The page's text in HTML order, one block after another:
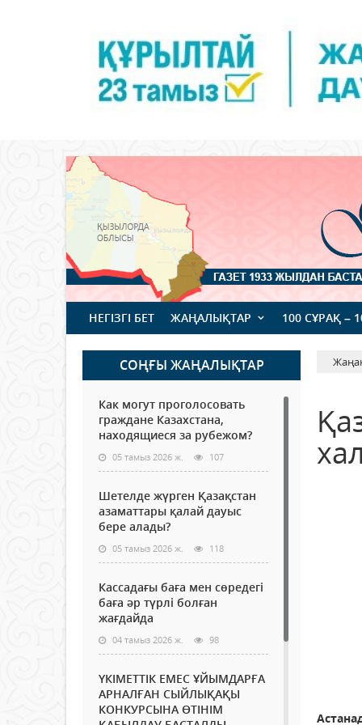
НЕГІЗГІ БЕТ ЖАҢАЛЫҚТАР 100 СҰРАҚ –
СОҢҒЫ ЖАҢАЛЫҚТАР
Как могут проголосовать
граждане Казахстана,
находящиеся за рубежом?
05 тамыз 2026 ж. 107
Шетелде жүрген Қазақстан
азаматтары қалай дауыс
бере алады?
05 тамыз 2026 ж. 118
Кассадағы баға мен сөредегі
баға әр түрлі болған
жағдайда
04 тамыз 2026 ж. 98
ҮКІМЕТТІК ЕМЕС ҰЙЫМДАРҒА
АРНАЛҒАН СЫЙЛЫҚАҚЫ
КОНКУРСЫНА ӨТІНІМ